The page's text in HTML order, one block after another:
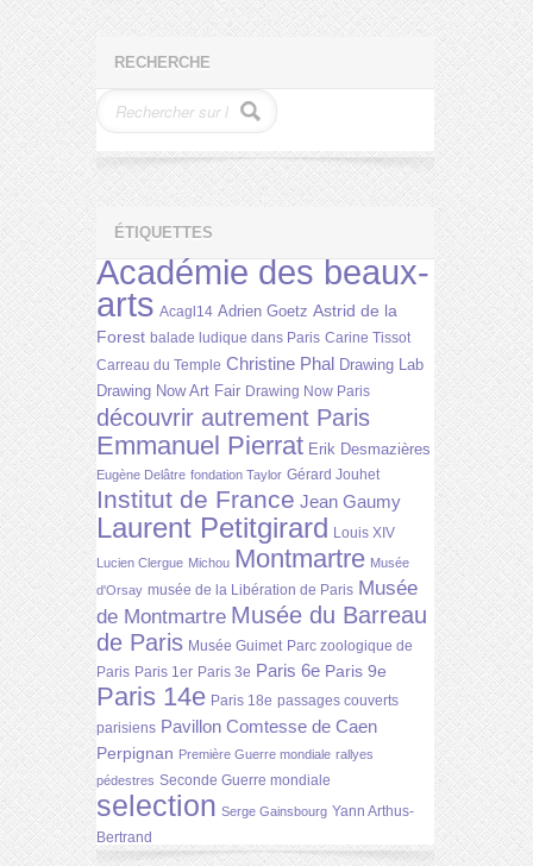
RECHERCHE
ÉTIQUETTES
Académie des beaux-
arts Acagl14 Adrien Goetz Astrid de la
Forest balade ludique dans Paris Carine Tissot
Carreau du Temple Christine Phal Drawing Lab
Drawing Now Art Fair Drawing Now Paris
découvrir autrement Paris
Emmanuel Pierrat Erik Desmazières
Eugène Delâtre fondation Taylor Gérard Jouhet
Institut de France Jean Gaumy
Laurent Petitgirard Louis XIV
Lucien Clergue Michou Montmartre Musée
d'Orsay musée de la Libération de Paris Musée
de Montmartre Musée du Barreau
de Paris Musée Guimet Parc zoologique de
Paris Paris 1er Paris 3e Paris 6e Paris 9e
Paris 14e Paris 18e passages couverts
parisiens Pavillon Comtesse de Caen
Perpignan Première Guerre mondiale rallyes
pédestres Seconde Guerre mondiale
selection Serge Gainsbourg Yann Arthus-
Bertrand